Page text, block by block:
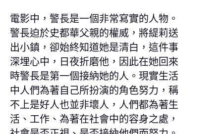
電影中，警長是一個非常寫實的人物。
警長迫於史都華父親的權威，將緹莉送
出小鎮，卻始終知道她是清白，這件事
深埋心中，日夜折磨他，因此在她回來
時警長是第一個接納她的人。現實生活
中人們為著自己所扮演的角色努力，稱
不上是好人也並非壞人，人們都為著生
活、工作、為著在社會中的容身之處，